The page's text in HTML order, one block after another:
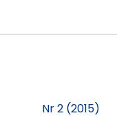
Nr 2 (2015)